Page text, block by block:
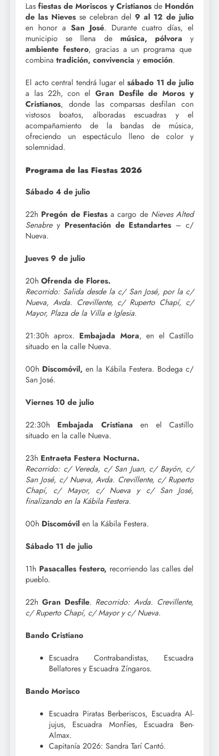
Lasfiestas de Moriscos y Cristianosde Hondón
de las Nieves se celebran del 9 al 12 de julio
en honor a San José. Durante cuatro días, el
municipio se llena de música, pólvoray
ambiente festero, gracias a un programa que
combina tradición, convivencia y emoción.
El acto central tendrá lugar el sábado 11 de julio
a las 22h, con el Gran Desfile de Moros y
Cristianos, donde las comparsas desfilan con
vistosos boatos, alboradas escuadras y el
acompañamiento de la bandas de música,
ofreciendo un espectáculo lleno de color y
solemnidad.
Programa de las Fiestas 2026
Sábado 4 de julio
22h Pregón de Fiestasa cargo de Nieves Alted
Senabrey Presentación de Estandartes – c/
Nueva.
Jueves 9 de julio
20h Ofrenda de Flores.
Recorrido: Salida desde la c/ San José, por la c/
Nueva, Avda. Crevillente, c/ Ruperto Chapí, c/
Mayor, Plaza de la Villa e Iglesia.
21:30h aprox. Embajada Mora, en el Castillo
situado en la calle Nueva.
00h Discomóvil, en la Kábila Festera. Bodega c/
San José.
Viernes 10 de julio
22:30h Embajada Cristiana en el Castillo
situado en la calle Nueva.
23h Entraeta Festera Nocturna.
Recorrido: c/ Vereda, c/ San Juan, c/ Bayón, c/
San José, c/ Nueva, Avda. Crevillente, c/ Ruperto
Chapí, c/ Mayor, c/ Nueva y c/ San José,
finalizando en la Kábila Festera.
00h Discomóvil en la Kábila Festera.
Sábado 11 de julio
11h Pasacalles festero, recorriendo las calles del
pueblo.
22h Gran Desfile. Recorrido: Avda. Crevillente,
c/ Ruperto Chapí, c/ Mayor y c/ Nueva.
Bando Cristiano
Escuadra Contrabandistas, Escuadra
Bellatores y Escuadra Zíngaros.
Bando Morisco
Escuadra Piratas Berberiscos, Escuadra Al-
jujus, Escuadra Monfíes, Escuadra Ben-
Almax.
Capitanía 2026: Sandra Tarí Cantó.